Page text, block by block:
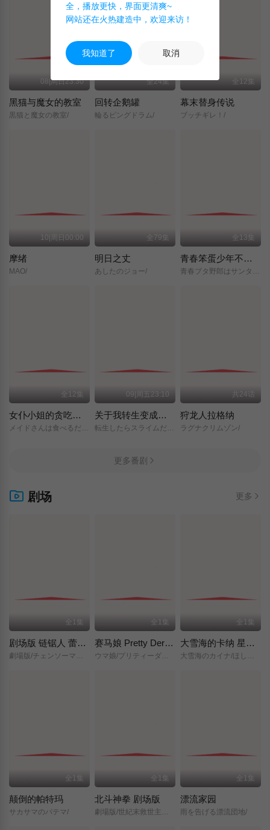
08|周日23:30
黑猫与魔女的教室
黒猫と魔女の教室/
全24集
回转企鹅罐
輪るピングドラム/
全12集
幕末替身传说
ブッチギレ！/
10|周日00:00
摩绪
MAO/
全79集
明日之丈
あしたのジョー/
全13集
青春笨蛋少年不做圣诞服女郎的梦
青春ブタ野郎はサンタクロースの夢を見ない/
全12集
女仆小姐的贪吃日常
09|周五23:10
关于我转生变成史莱姆这档事 第四季
転生したらスライムだった件/第4期/
共24话
狩龙人拉格纳
ラグナクリムゾン/
更多番剧
剧场 更多
全1集
剧场版 链锯人 蕾塞篇(正式版)
全1集
赛马娘 Pretty Derby 新时代之门
全1集
大雪海的卡纳 星之贤者
全1集
颠倒的帕特玛
サカサマのパテマ/
全1集
北斗神拳 剧场版
劇場版/世紀末救世主伝説/北斗の拳/
全1集
漂流家园
雨を告げる漂流団地/
全，播放更快，界面更清爽~
网站还在火热建造中，欢迎来访！
我知道了 取消